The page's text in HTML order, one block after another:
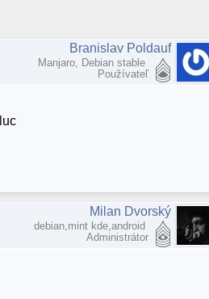
Branislav Poldauf
Manjaro, Debian stable
Používateľ
Milan Dvorský
debian,mint kde,android
Administrátor